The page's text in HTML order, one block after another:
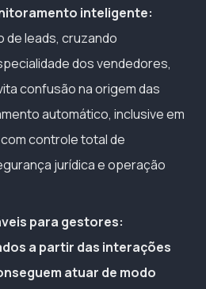
inteligente:
de leads, cruzando
dos vendedores,
confusão na origem das
automático, inclusive em
controle total de
jurídica e operação
para gestores:
a partir das interações
atuar de modo